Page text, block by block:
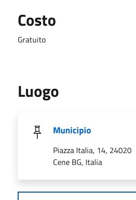
Costo
Gratuito
Luogo
Municipio
Piazza Italia, 14, 24020
Cene BG, Italia